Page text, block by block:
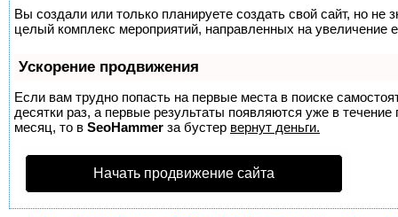
Вы создали или только планируете создать свой сайт, но не
целый комплекс мероприятий, направленных на увеличение
Ускорение продвижения
Если вам трудно попасть на первые места в поиске
десятки раз, а первые результаты появляются уже в
месяц, то в SeoHammer за бустер вернут деньги.
Начать продвижение сайта